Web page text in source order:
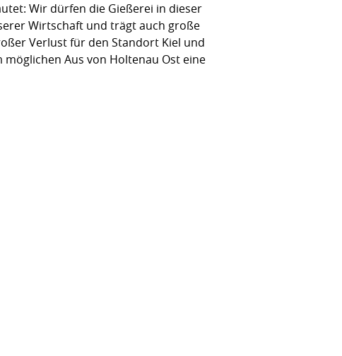
Wir dürfen die Gießerei in dieser
Wirtschaft und trägt auch große
Verlust für den Standort Kiel und
Aus von Holtenau Ost eine